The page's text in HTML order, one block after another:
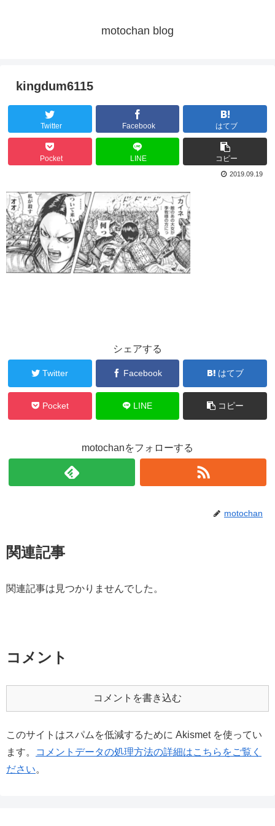
motochan blog
kingdum6115
Twitter Facebook はてブ
Pocket LINE コピー
2019.09.19
シェアする
Twitter Facebook はてブ
Pocket LINE コピー
motochanをフォローする
motochan
関連記事
関連記事は見つかりませんでした。
コメント
コメントを書き込む
このサイトはスパムを低減するために Akismet を使ってい
ます。
コメントデータの処理方法の詳細はこちらをご覧く
ださい。